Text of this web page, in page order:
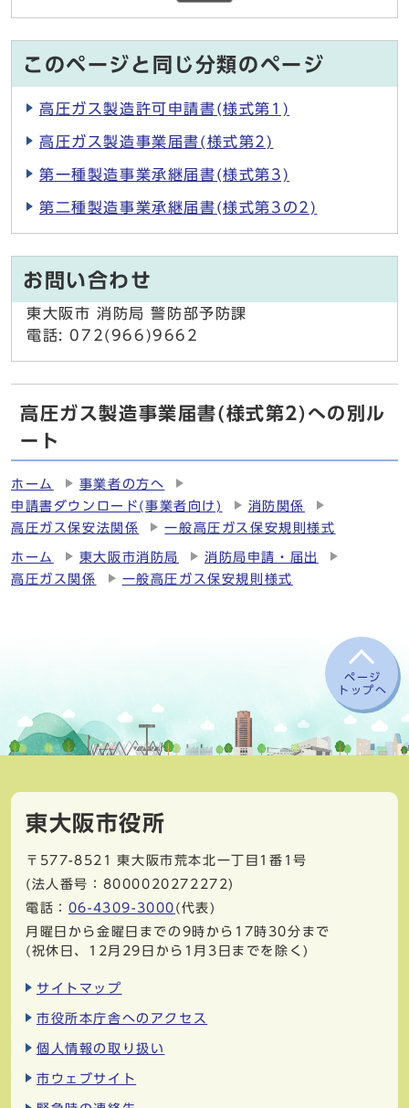
このページと同じ分類のページ
高圧ガス製造許可申請書(様式第1)
高圧ガス製造事業届書(様式第2)
第一種製造事業承継届書(様式第3)
第二種製造事業承継届書(様式第3の2)
お問い合わせ
東大阪市 消防局 警防部予防課
電話: 072(966)9662
高圧ガス製造事業届書(様式第2)への別ル
ート
ホーム
事業者の方へ
申請書ダウンロード(事業者向け)
消防関係
高圧ガス保安法関係
一般高圧ガス保安規則様式
ホーム 東大阪市消防局
消防局申請・届出
高圧ガス関係
一般高圧ガス保安規則様式
ページ
トップへ
東大阪市役所
〒577-8521
東大阪市荒本北一丁目1番1号
(法人番号：8000020272272)
電話： 06-4309-3000 (代表)
月曜日から金曜日までの9時から17時30分まで
(祝休日、12月29日から1月3日までを除く)
サイトマップ
市役所本庁舎へのアクセス
個人情報の取り扱い
市ウェブサイト